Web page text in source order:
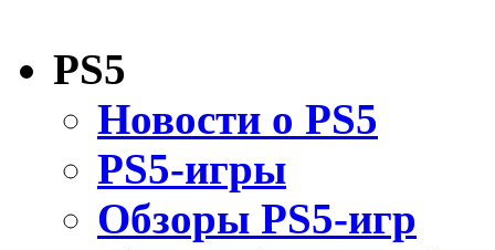
PS5
Новости о PS5
PS5-игры
Обзоры PS5-игр